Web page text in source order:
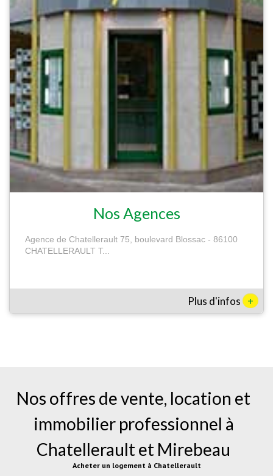
Nos Agences
Agence de Chatellerault 75, boulevard Blossac - 86100
CHATELLERAULT T...
Plus d'infos +
Nos offres de vente, location et
immobilier professionnel à
Chatellerault et Mirebeau
Acheter un logement à Chatellerault